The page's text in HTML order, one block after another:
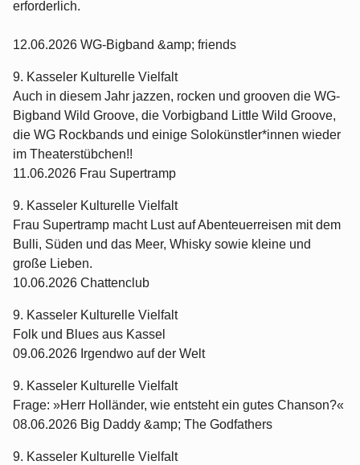
erforderlich.
12.06.2026 WG-Bigband &amp; friends
9. Kasseler Kulturelle Vielfalt
Auch in diesem Jahr jazzen, rocken und grooven die WG-
Bigband Wild Groove, die Vorbigband Little Wild Groove,
die WG Rockbands und einige Solokünstler*innen wieder
im Theaterstübchen!!
11.06.2026 Frau Supertramp
9. Kasseler Kulturelle Vielfalt
Frau Supertramp macht Lust auf Abenteuerreisen mit dem
Bulli, Süden und das Meer, Whisky sowie kleine und
große Lieben.
10.06.2026 Chattenclub
9. Kasseler Kulturelle Vielfalt
Folk und Blues aus Kassel
09.06.2026 Irgendwo auf der Welt
9. Kasseler Kulturelle Vielfalt
Frage: »Herr Holländer, wie entsteht ein gutes Chanson?«
08.06.2026 Big Daddy &amp; The Godfathers
9. Kasseler Kulturelle Vielfalt